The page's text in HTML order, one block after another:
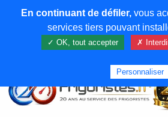
En continuant de défiler,vous
services tiers pouvant
✓ OK, tout accepter ✗
Personnaliser